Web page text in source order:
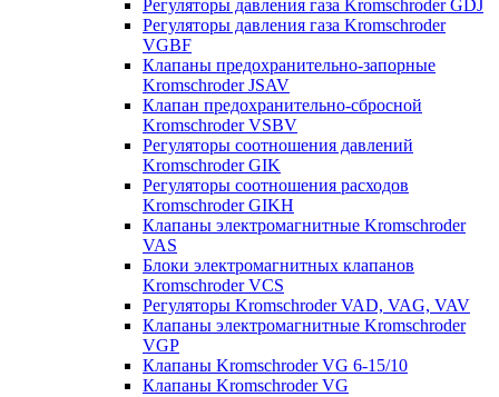
Регуляторы давления газа Kromschroder GDJ
Регуляторы давления газа Kromschroder
VGBF
Клапаны предохранительно-запорные
Kromschroder JSAV
Клапан предохранительно-сбросной
Kromschroder VSBV
Регуляторы соотношения давлений
Kromschroder GIK
Регуляторы соотношения расходов
Kromschroder GIKH
Клапаны электромагнитные Kromschroder
VAS
Блоки электромагнитных клапанов
Kromschroder VCS
Регуляторы Kromschroder VAD, VAG, VAV
Клапаны электромагнитные Kromschroder
VGP
Клапаны Kromschroder VG 6-15/10
Клапаны Kromschroder VG